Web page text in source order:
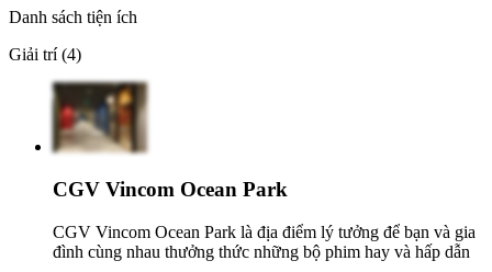
Danh sách tiện ích
Giải trí (4)
CGV Vincom Ocean Park
CGV Vincom Ocean Park là địa điểm lý tưởng để bạn và gia
đình cùng nhau thưởng thức những bộ phim hay và hấp dẫn